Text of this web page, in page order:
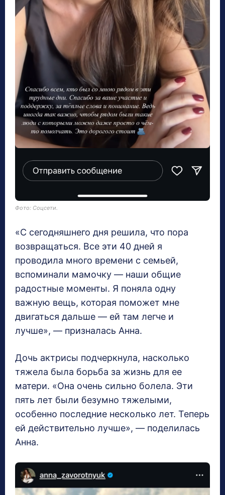
Фото: Соцсети.
«С сегодняшнего дня решила, что пора
возвращаться. Все эти 40 дней я
проводила много времени с семьей,
вспоминали мамочку — наши общие
радостные моменты. Я поняла одну
важную вещь, которая поможет мне
двигаться дальше — ей там легче и
лучше», — призналась Анна.
Дочь актрисы подчеркнула, насколько
тяжела была борьба за жизнь для ее
матери. «Она очень сильно болела. Эти
пять лет были безумно тяжелыми,
особенно последние несколько лет. Теперь
ей действительно лучше», — поделилась
Анна.